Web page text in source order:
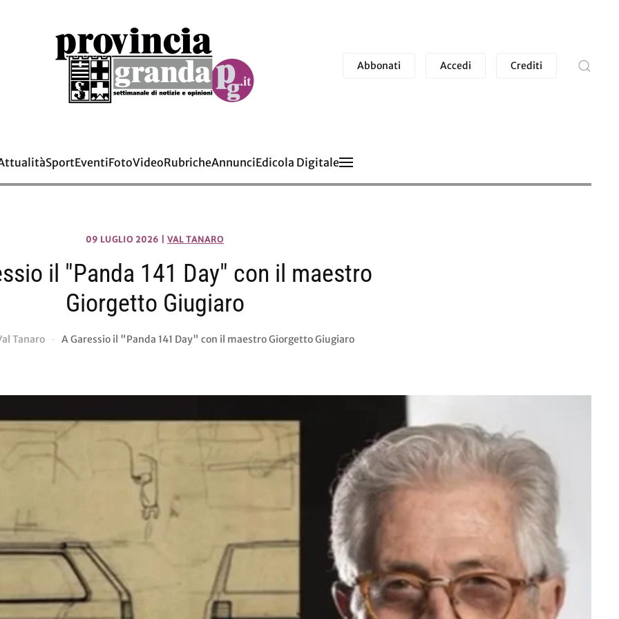
Abbonati Accedi Crediti
SportEventiFotoVideoRubricheAnnunciEdicola Digitale
09 LUGLIO 2026 VAL TANARO
il "Panda 141 Day" con il maestro
Giorgetto Giugiaro
Tanaro A Garessio il "Panda 141 Day" con il maestro Giorgetto Giugiaro